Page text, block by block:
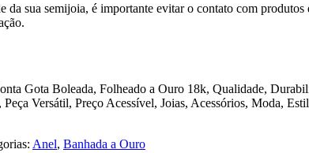
da sua semijoia, é importante evitar o contato com
Gota Boleada, Folheado a Ouro 18k, Qualidade,
Versátil, Preço Acessível, Joias, Acessórios, Moda,
Anel, Banhada a Ouro